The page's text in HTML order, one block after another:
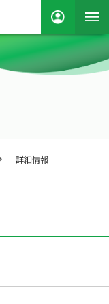
詳細情報